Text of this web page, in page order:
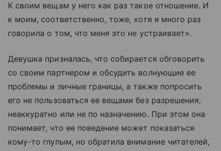
К своим вещам у него как раз такое отношение. И
к моим, соответственно, тоже, хотя я много раз
говорила о том, что меня это не устраивает».
Девушка призналась, что собирается обговорить
со своим партнером и обсудить волнующие ее
проблемы и личные границы, а также попросить
его не пользоваться ее вещами без разрешения,
неаккуратно или не по назначению. При этом она
понимает, что ее поведение может показаться
кому-то глупым, но обратила внимание читателей,